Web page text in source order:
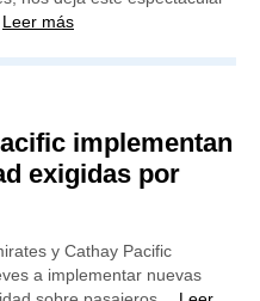
Leer más
implementan
exigidas por
y Cathay Pacific
a implementar nuevas